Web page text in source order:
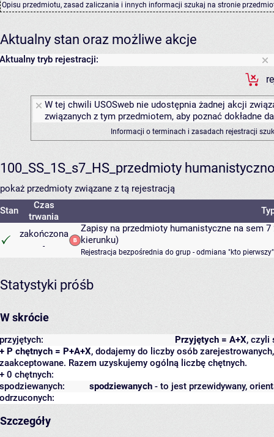
Opisu przedmiotu, zasad zaliczania i innych informacji szukaj na stronie
Aktualny stan oraz możliwe akcje
Aktualny tryb rejestracji:
W tej chwili USOSweb nie udostępnia żadnej akcji
związanych z tym przedmiotem, aby poznać dokładne
Informacji o terminach i zasadach rejestracji
100_SS_1S_s7_HS_przedmioty
pokaż przedmioty związane z tą rejestracją
Stan
Czas
trwania
zakończona
-
Zapisy na przedmioty humanistyczne na sem
kierunku)
Rejestracja bezpośrednia do grup - odmiana "kto pierwszy"
Statystyki próśb
W skrócie
Przyjętych = A+X, czyli
przyjętych:
+ P chętnych = P+A+X, dodajemy do liczby osób
zaakceptowane. Razem uzyskujemy ogólną liczbę chętnych.
+ 0 chętnych:
spodziewanych - to jest przewidywany,
spodziewanych:
odrzuconych:
Szczegóły